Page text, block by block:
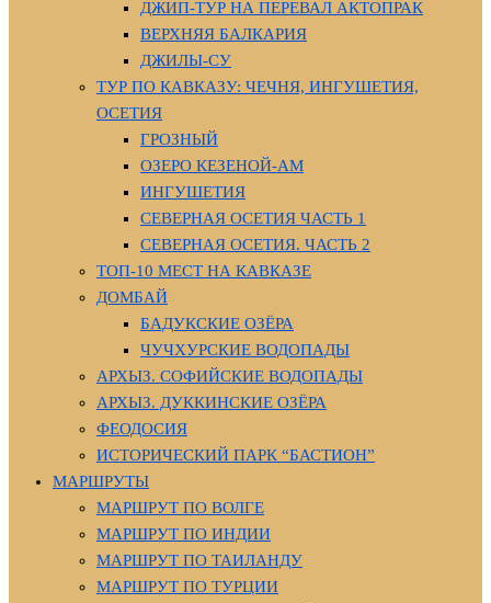
ДЖИП-ТУР НА ПЕРЕВАЛ АКТОПРАК
ВЕРХНЯЯ БАЛКАРИЯ
ДЖИЛЫ-СУ
ТУР ПО КАВКАЗУ: ЧЕЧНЯ, ИНГУШЕТИЯ,
ОСЕТИЯ
ГРОЗНЫЙ
ОЗЕРО КЕЗЕНОЙ-АМ
ИНГУШЕТИЯ
СЕВЕРНАЯ ОСЕТИЯ ЧАСТЬ 1
СЕВЕРНАЯ ОСЕТИЯ. ЧАСТЬ 2
ТОП-10 МЕСТ НА КАВКАЗЕ
ДОМБАЙ
БАДУКСКИЕ ОЗЁРА
ЧУЧХУРСКИЕ ВОДОПАДЫ
АРХЫЗ. СОФИЙСКИЕ ВОДОПАДЫ
АРХЫЗ. ДУККИНСКИЕ ОЗЁРА
ФЕОДОСИЯ
ИСТОРИЧЕСКИЙ ПАРК “БАСТИОН”
МАРШРУТЫ
МАРШРУТ ПО ВОЛГЕ
МАРШРУТ ПО ИНДИИ
МАРШРУТ ПО ТАИЛАНДУ
МАРШРУТ ПО ТУРЦИИ